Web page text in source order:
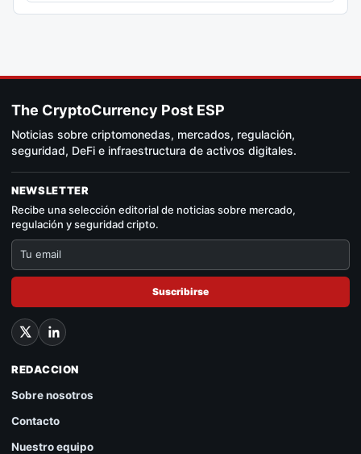
The CryptoCurrency Post ESP
Noticias sobre criptomonedas, mercados, regulación,
seguridad, DeFi e infraestructura de activos digitales.
NEWSLETTER
Recibe una selección editorial de noticias sobre mercado,
regulación y seguridad cripto.
Suscribirse
REDACCION
Sobre nosotros
Contacto
Nuestro equipo